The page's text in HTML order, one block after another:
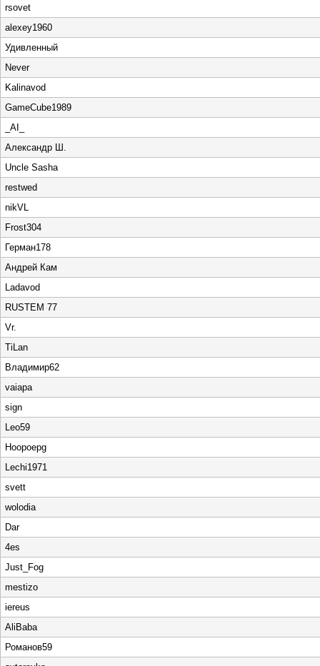
rsovet
alexey1960
Удивленный
Never
Kalinavod
GameCube1989
_AI_
Александр Ш.
Uncle Sasha
restwed
nikVL
Frost304
Герман178
Андрей Кам
Ladavod
RUSTEM 77
Vr.
TiLan
Владимир62
vaiapa
sign
Leo59
Hoopoepg
Lechi1971
svett
wolodia
Dar
4es
Just_Fog
mestizo
iereus
AliBaba
Романов59